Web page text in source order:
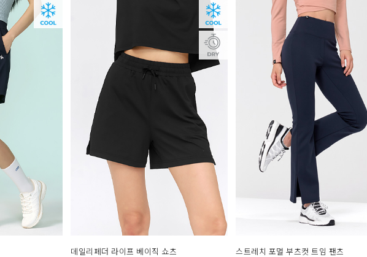
데일리페더 라이프 베이직 쇼츠 스트레치 포멀 부츠컷 트임 팬츠